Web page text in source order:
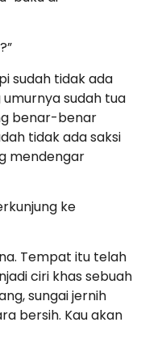
sudah tidak ada
sudah tua
benar-benar
tidak ada saksi
mendengar
ke
Tempat itu telah
ciri khas sebuah
sungai jernih
bersih. Kau akan